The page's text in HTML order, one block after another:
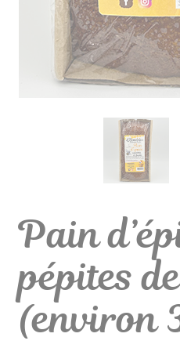
Pain
pépites
(environ